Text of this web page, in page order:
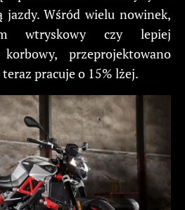
Wśród wielu nowinek,
wtryskowy czy lepiej
przeprojektowano
pracuje o 15% lżej.